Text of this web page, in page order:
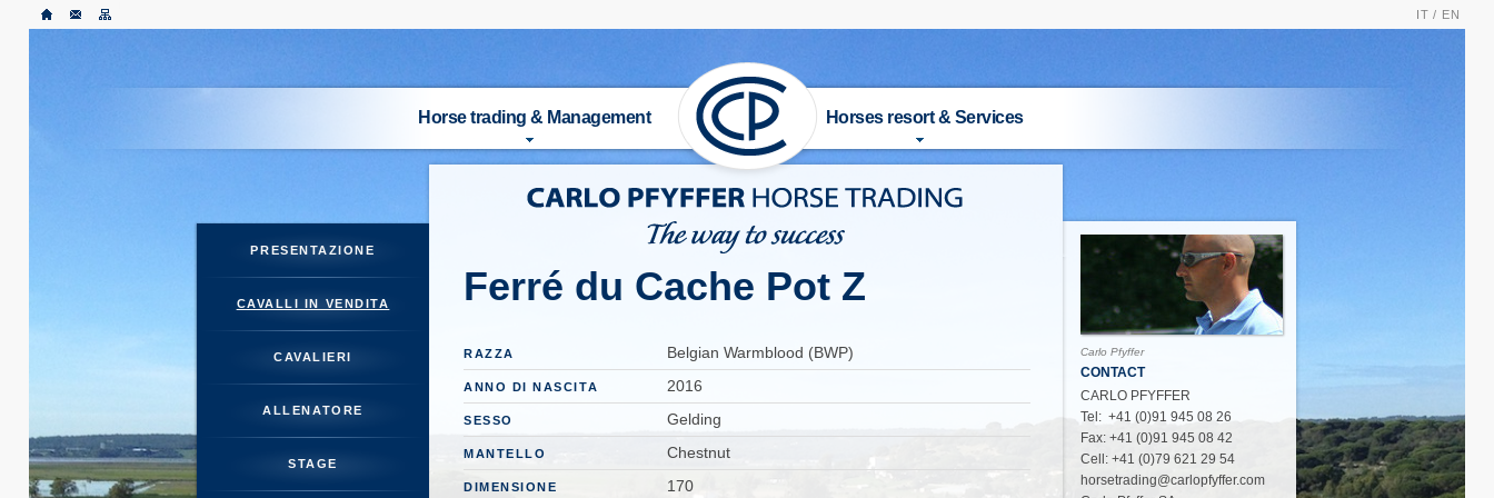
IT / EN
Horse trading & Management
CAVALIERI
ALLENATORE
CARRIERA CAVALLO
Horses resort & Services
INFRASTRUTTURA
ATTIVITA & SERVIZI
RIDING SCHOOL
LISTINO PREZZI
PRESENTAZIONE
CAVALLI IN VENDITA
CAVALIERI
ALLENATORE
STAGE
Ferré du Cache Pot Z
RAZZA Belgian Warmblood (BWP)
ANNO DI NASCITA 2016
SESSO Gelding
MANTELLO Chestnut
DIMENSIONE 170
Carlo Pfyffer
CONTACT
CARLO PFYFFER
Tel: +41 (0)91 945 08 26
Fax: +41 (0)91 945 08 42
Cell: +41 (0)79 621 29 54
horsetrading@carlopfyffer.com